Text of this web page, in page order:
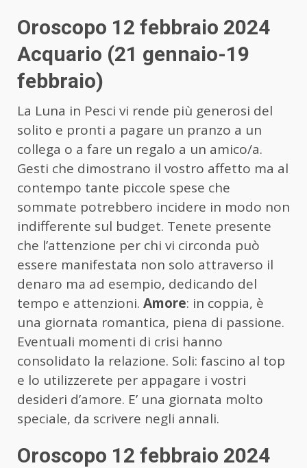
Oroscopo 12 febbraio 2024
Acquario (21 gennaio-19
febbraio)
La Luna in Pesci vi rende più generosi del
solito e pronti a pagare un pranzo a un
collega o a fare un regalo a un amico/a.
Gesti che dimostrano il vostro affetto ma al
contempo tante piccole spese che
sommate potrebbero incidere in modo non
indifferente sul budget. Tenete presente
che l’attenzione per chi vi circonda può
essere manifestata non solo attraverso il
denaro ma ad esempio, dedicando del
tempo e attenzioni. Amore: in coppia, è
una giornata romantica, piena di passione.
Eventuali momenti di crisi hanno
consolidato la relazione. Soli: fascino al top
e lo utilizzerete per appagare i vostri
desideri d’amore. E’ una giornata molto
speciale, da scrivere negli annali.
Oroscopo 12 febbraio 2024